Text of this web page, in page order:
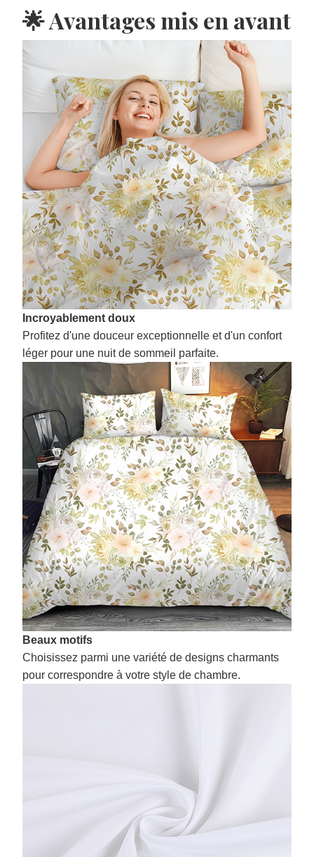
🌟 Avantages mis en avant
Incroyablement doux
Profitez d'une douceur exceptionnelle et d'un confort
léger pour une nuit de sommeil parfaite.
Beaux motifs
Choisissez parmi une variété de designs charmants
pour correspondre à votre style de chambre.